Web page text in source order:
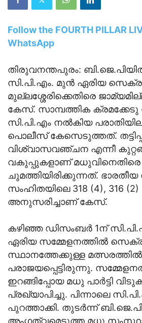
Follow the FOURTH PILLAR
WhatsApp
തിരുവനന്തപുരം:
സി.പി.എം. മുന്‍ ഏരിയ
മുല്ലശ്ശേരിക്കെതിരെ
കേസ്. സാമ്പത്തിക ക്രമക്കേടു
സി.പി.എം നല്‍കിയ
പൊലീസ് കേസെടുത്തത്.
വിശ്വാസവഞ്ചന എന്നീ
വകുപ്പുകളാണ് മധുവിനെതിരെ
ചുമത്തിയിരിക്കുന്നത്.
സംഹിതയിലെ 318 (4), 316
അനുസരിച്ചാണ് കേസ്.
കഴിഞ്ഞ ഡിസംബര്‍ 1ന്
ഏരിയ സമ്മേളനത്തിൽ
സ്ഥാനത്തേക്കുള്ള
പരാജയപ്പെട്ടിരുന്നു.
ഇറങ്ങിപ്പോയ മധു പാർട്ടി
പ്രഖ്യാപിച്ചു. പിന്നാലെ
പുറത്താക്കി. തുടർന്ന്
അംഗത്വമെടുത്ത മധു